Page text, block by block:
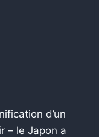
d’un
– le Japon a